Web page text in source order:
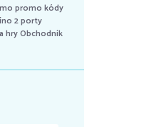
promo kódy
2 porty
hry Obchodník